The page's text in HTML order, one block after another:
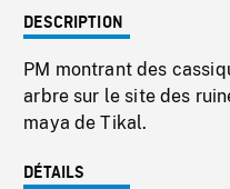
DESCRIPTION
PM montrant des
arbre sur le site des
maya de Tikal.
DÉTAILS